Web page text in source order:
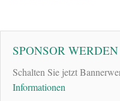
SPONSOR WERDEN
Schalten Sie jetzt
Informationen